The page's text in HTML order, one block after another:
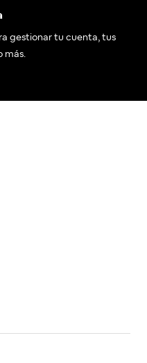
gestionar tu cuenta, tus
más.